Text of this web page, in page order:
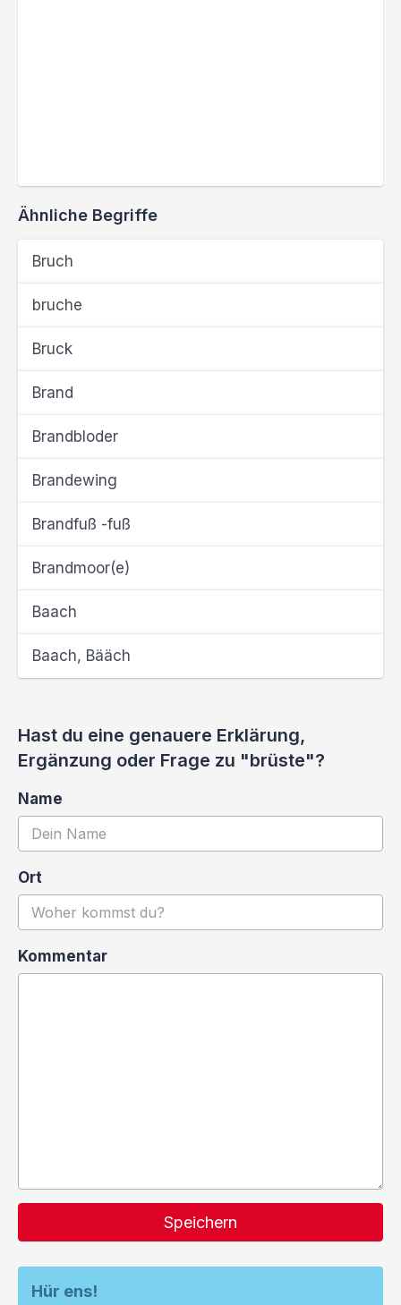
Ähnliche Begriffe
Bruch
bruche
Bruck
Brand
Brandbloder
Brandewing
Brandfuß -fuß
Brandmoor(e)
Baach
Baach, Bääch
Hast du eine genauere Erklärung,
Ergänzung oder Frage zu "brüste"?
Name
Ort
Kommentar
Speichern
Hür ens!